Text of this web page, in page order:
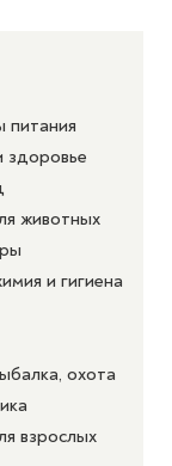
здоровье
животных
и гигиена
охота
взрослых